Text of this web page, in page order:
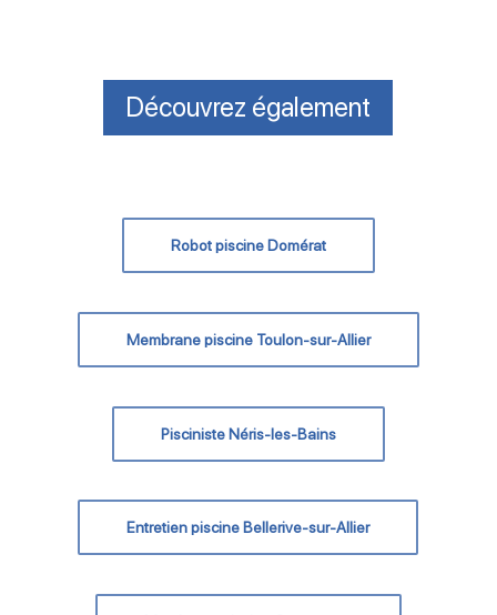
Découvrez également
Robot piscine Domérat
Membrane piscine Toulon-sur-Allier
Pisciniste Néris-les-Bains
Entretien piscine Bellerive-sur-Allier